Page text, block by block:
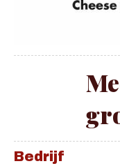
Bedrijf